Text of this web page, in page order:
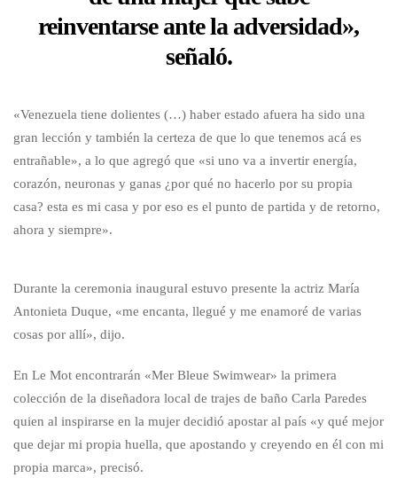
reinventarse ante la adversidad»,
señaló.
«Venezuela tiene dolientes (…) haber estado afuera ha sido una
gran lección y también la certeza de que lo que tenemos acá es
entrañable», a lo que agregó que «si uno va a invertir energía,
corazón, neuronas y ganas ¿por qué no hacerlo por su propia
casa? esta es mi casa y por eso es el punto de partida y de retorno,
ahora y siempre».
Durante la ceremonia inaugural estuvo presente la actriz María
Antonieta Duque, «me encanta, llegué y me enamoré de varias
cosas por allí», dijo.
En Le Mot encontrarán «Mer Bleue Swimwear» la primera
colección de la diseñadora local de trajes de baño Carla Paredes
quien al inspirarse en la mujer decidió apostar al país «y qué mejor
que dejar mi propia huella, que apostando y creyendo en él con mi
propia marca», precisó.